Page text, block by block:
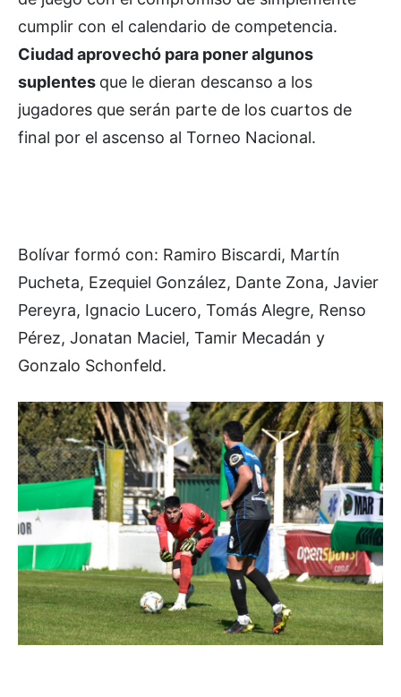
cumplir con el calendario de competencia.
Ciudad aprovechó para poner algunos
suplentes que le dieran descanso a los
jugadores que serán parte de los cuartos de
final por el ascenso al Torneo Nacional.
Bolívar formó con: Ramiro Biscardi, Martín
Pucheta, Ezequiel González, Dante Zona, Javier
Pereyra, Ignacio Lucero, Tomás Alegre, Renso
Pérez, Jonatan Maciel, Tamir Mecadán y
Gonzalo Schonfeld.